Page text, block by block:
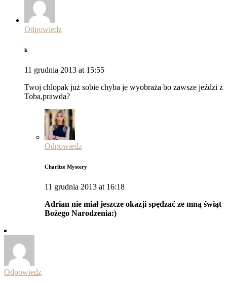
Odpowiedz
k
11 grudnia 2013 at 15:55
Twoj chlopak już sobie chyba je wyobraża bo zawsze jeździ z
Toba,prawda?
Odpowiedz
Charlize Mystery
11 grudnia 2013 at 16:18
Adrian nie miał jeszcze okazji spędzać ze mną świąt
Bożego Narodzenia:)
Odpowiedz